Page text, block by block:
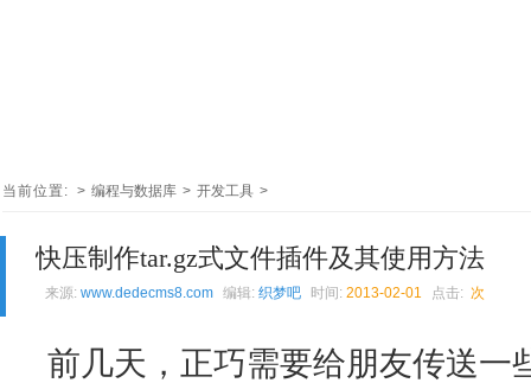
当前位置: > 编程与数据库 > 开发工具 >
快压制作tar.gz式文件插件及其使用方法
来源: www.dedecms8.com 编辑: 织梦吧 时间: 2013-02-01 点击: 次
前几天，正巧需要给朋友传送一